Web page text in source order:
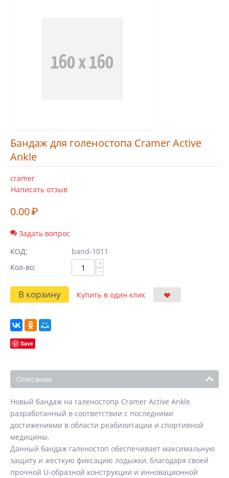
Бандаж для голеностопа Cramer Active
Ankle
cramer
Написать отзыв
0.00₽
Задать вопрос
КОД:
band-1011
Кол-во:
+
−
В корзину Купить в один клик
Save
Описание
Новый бандаж на галеностопр Cramer Active Ankle
разработанный в соответствии с последними
достижениями в области реабилитации и спортивной
медицины.
Данный бандаж галеностоп обеспечивает максимальную
защиту и жесткую фиксацию лодыжки, благодаря своей
прочной U-образной конструкции и инновационной